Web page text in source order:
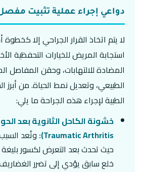
دواعي إجراء عملية تثبيت
لا يتم اتخاذ القرار الجراحي إلا
استجابة المريض للخيارات التحفظية
المضادة للالتهابات، وحقن المفاصل
الطبيعي، وتعديل نمط الحياة. من أبرز
الطبية لإجراء هذه الجراحة ما يلي:
Traumatic Arthritis): وتُعد
حيث تحدث بعد التعرض لكسور
خلع سابق يؤدي إلى تضرر